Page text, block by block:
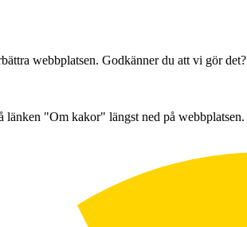
webbplatsen. Godkänner du att vi gör det?
länken "Om kakor" längst ned på webbplatsen.